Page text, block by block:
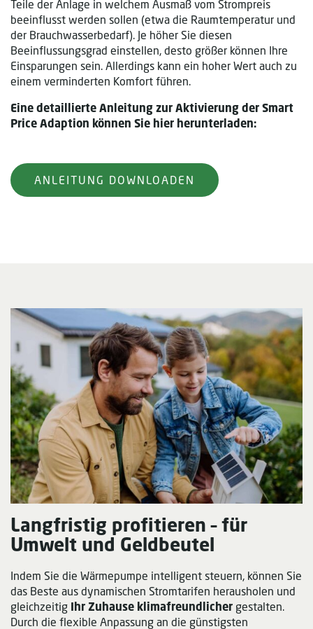
Teile der Anlage in welchem Ausmaß vom Strompreis
beeinflusst werden sollen (etwa die Raumtemperatur und
der Brauchwasserbedarf). Je höher Sie diesen
Beeinflussungsgrad einstellen, desto größer können Ihre
Einsparungen sein. Allerdings kann ein hoher Wert auch zu
einem verminderten Komfort führen.
Eine detaillierte Anleitung zur Aktivierung der Smart
Price Adaption können Sie hier herunterladen:
ANLEITUNG DOWNLOADEN
Langfristig profitieren – für
Umwelt und Geldbeutel
Indem Sie die Wärmepumpe intelligent steuern, können Sie
das Beste aus dynamischen Stromtarifen herausholen und
gleichzeitig Ihr Zuhause klimafreundlicher gestalten.
Durch die flexible Anpassung an die günstigsten